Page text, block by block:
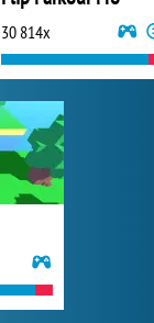
30 814x